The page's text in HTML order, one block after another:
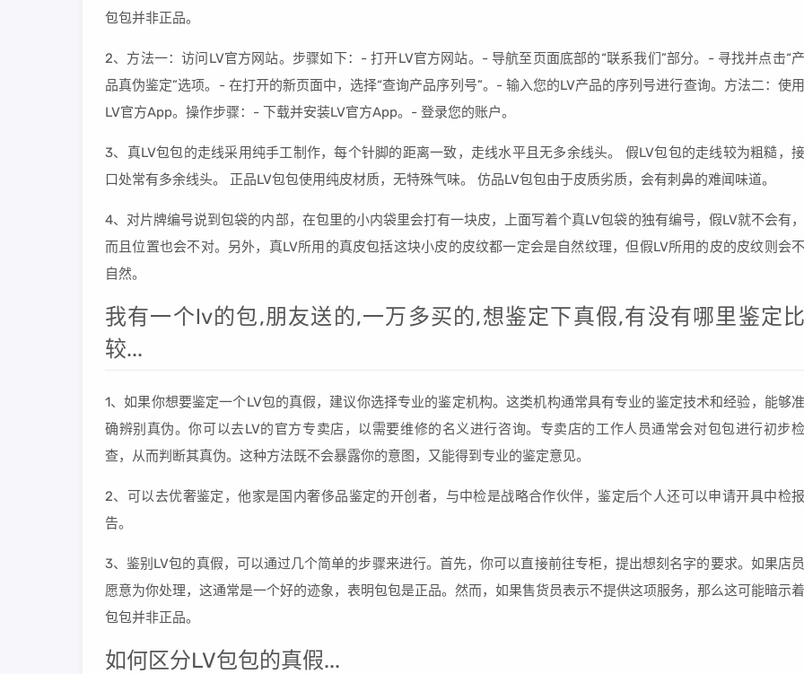
包包并非正品。
2、方法一：访问LV官方网站。步骤如下：- 打开LV官方网站。- 导航至页面底部的“联系我们”部分。- 寻找并点击“产
品真伪鉴定”选项。- 在打开的新页面中，选择“查询产品序列号”。- 输入您的LV产品的序列号进行查询。方法二：使用
LV官方App。操作步骤：- 下载并安装LV官方App。- 登录您的账户。
3、真LV包包的走线采用纯手工制作，每个针脚的距离一致，走线水平且无多余线头。 假LV包包的走线较为粗糙，接
口处常有多余线头。 正品LV包包使用纯皮材质，无特殊气味。 仿品LV包包由于皮质劣质，会有刺鼻的难闻味道。
4、对片牌编号说到包袋的内部，在包里的小内袋里会打有一块皮，上面写着个真LV包袋的独有编号，假LV就不会有，
而且位置也会不对。另外，真LV所用的真皮包括这块小皮的皮纹都一定会是自然纹理，但假LV所用的皮的皮纹则会不
自然。
我有一个lv的包,朋友送的,一万多买的,想鉴定下真假,有没有哪里鉴定比
较...
1、如果你想要鉴定一个LV包的真假，建议你选择专业的鉴定机构。这类机构通常具有专业的鉴定技术和经验，能够准
确辨别真伪。你可以去LV的官方专卖店，以需要维修的名义进行咨询。专卖店的工作人员通常会对包包进行初步检
查，从而判断其真伪。这种方法既不会暴露你的意图，又能得到专业的鉴定意见。
2、可以去优奢鉴定，他家是国内奢侈品鉴定的开创者，与中检是战略合作伙伴，鉴定后个人还可以申请开具中检报
告。
3、鉴别LV包的真假，可以通过几个简单的步骤来进行。首先，你可以直接前往专柜，提出想刻名字的要求。如果店员
愿意为你处理，这通常是一个好的迹象，表明包包是正品。然而，如果售货员表示不提供这项服务，那么这可能暗示着
包包并非正品。
如何区分LV包包的真假...